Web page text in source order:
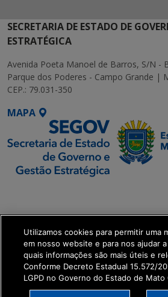
SECRETARIA DE ESTADO DE
ESTRATÉGICA
Avenida Poeta Manoel de Barros, S/N -
Parque dos Poderes - Campo Grande |
CEP.: 79.031-350
MAPA
get_footer();
Utilizamos cookies para permitir uma
em nosso website e para nos ajudar
quais informações são mais úteis e
Conforme Decreto Estadual 15.572/
LGPD no Governo do Estado de Mato